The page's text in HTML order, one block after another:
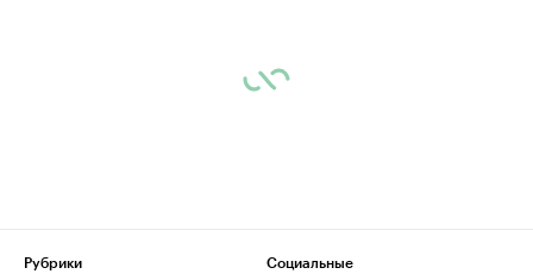
Рубрики
Социальные